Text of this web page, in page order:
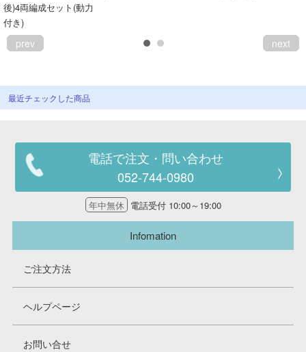
会社概要
レビューについて
後)4両編成セット(動力
付き)
prev next
最近チェックした商品
電話で注文・問い合わせ
052-744-0980
年中無休 電話受付 10:00～19:00
Infomation
ご注文方法
ヘルプページ
お問い合せ